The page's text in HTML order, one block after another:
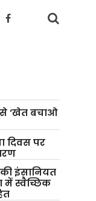
‘खेत बचाओ
दिवस पर
इंसानियत
में स्वैच्छिक